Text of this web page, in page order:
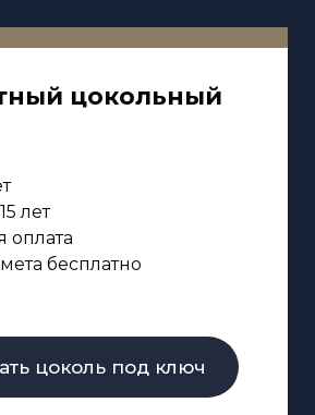
цокольный
лет
оплата
бесплатно
цоколь под ключ